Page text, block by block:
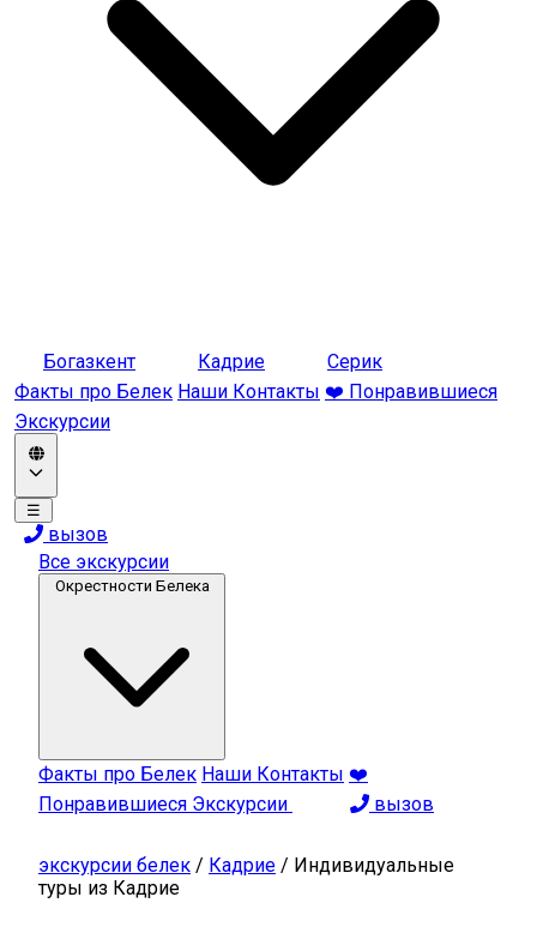
Богазкент Кадрие
Серик
Факты про Белек Наши Контакты ❤️ Понравившиеся
Экскурсии
☰
вызов
Все экскурсии
Окрестности Белека
Факты про Белек Наши Контакты ❤️
Понравившиеся Экскурсии
вызов
экскурсии белек / Кадрие / Индивидуальные
туры из Кадрие